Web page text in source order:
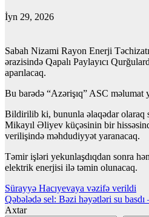
İyn 29, 2026
Sabah Nizami Rayon Enerji
ərazisində Qapalı Paylayıcı
aparılacaq.
Bu barədə “Azərişıq” ASC məlumat
Bildirilib ki, bununla əlaqədar olaraq
Mikayıl Əliyev küçəsinin bir
verilişində məhdudiyyət yaranacaq.
Təmir işləri yekunlaşdıqdan sonra
elektrik enerjisi ilə təmin olunacaq.
Yazı
naviqasiyası
Sürayyə Hacıyevaya vəzifə verildi
Qəbələdə sel: Bəzi həyətləri su
Axtar